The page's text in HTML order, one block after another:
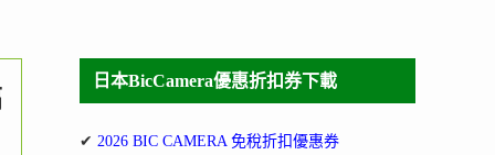
日本BicCamera優惠折扣券下載
✔ 2026 BIC CAMERA 免稅折扣優惠券